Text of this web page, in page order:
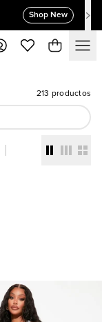
Shop New
213 productos